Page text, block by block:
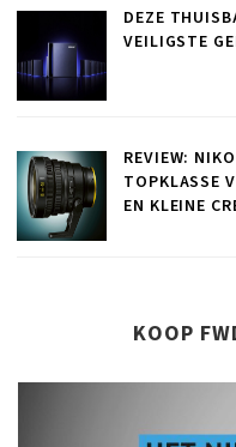
DEZE
VEILIGSTE
REVIEW:
TOPKLASSE
EN KLEINE
KOOP